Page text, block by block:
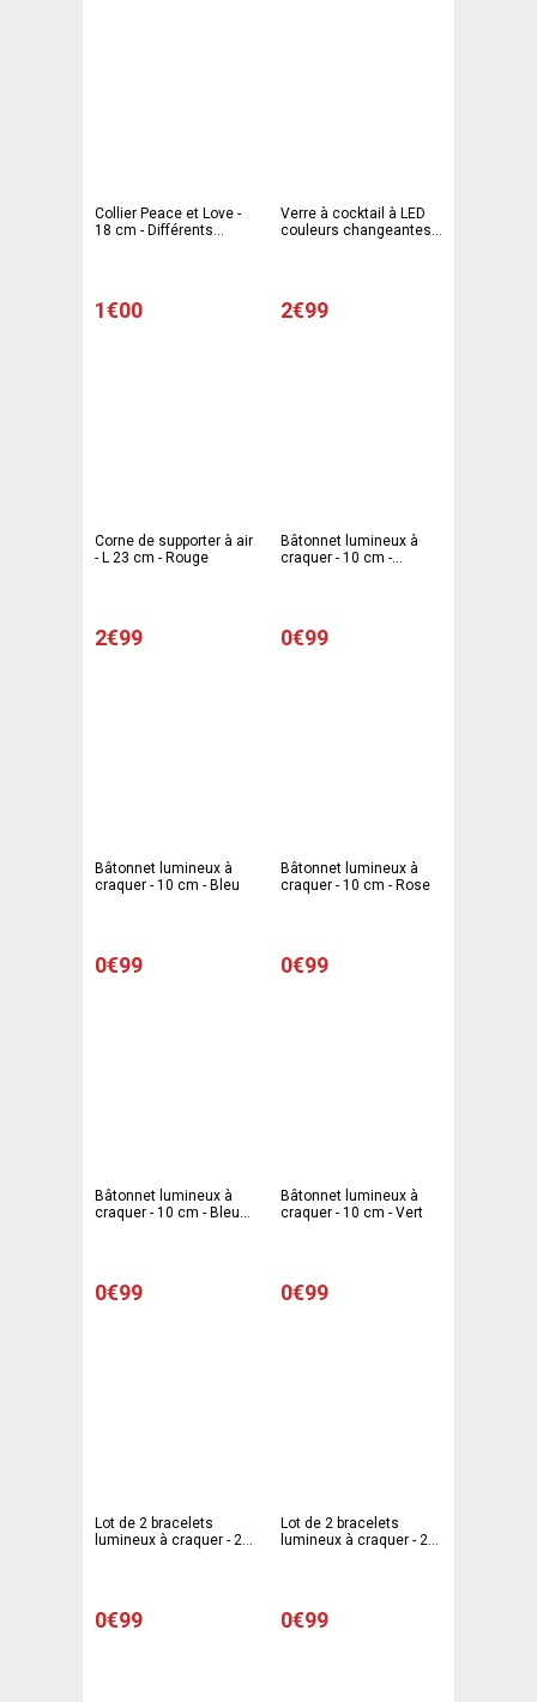
Collier Peace et Love -
18 cm - Différents
1€00
Verre à cocktail à LED
couleurs changeantes -
2€99
Corne de supporter à air
- L 23 cm - Rouge
2€99
Bâtonnet lumineux à
craquer - 10 cm -
0€99
Bâtonnet lumineux à
craquer - 10 cm - Bleu
0€99
Bâtonnet lumineux à
craquer - 10 cm - Rose
0€99
Bâtonnet lumineux à
craquer - 10 cm - Bleu
0€99
Bâtonnet lumineux à
craquer - 10 cm - Vert
0€99
Lot de 2 bracelets
lumineux à craquer - 20
0€99
Lot de 2 bracelets
lumineux à craquer - 20
0€99